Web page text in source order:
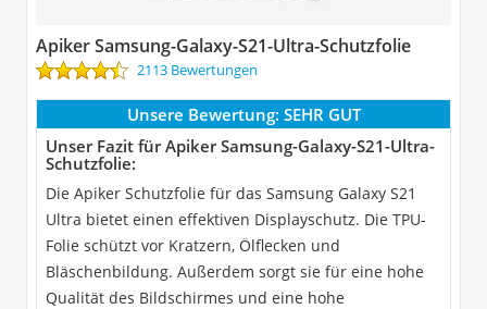
Apiker Samsung-Galaxy-S21-Ultra-Schutzfolie
2113 Bewertungen
Unsere Bewertung: SEHR GUT
Unser Fazit für Apiker Samsung-Galaxy-S21-Ultra-
Schutzfolie:
Die Apiker Schutzfolie für das Samsung Galaxy S21
Ultra bietet einen effektiven Displayschutz. Die TPU-
Folie schützt vor Kratzern, Ölflecken und
Bläschenbildung. Außerdem sorgt sie für eine hohe
Qualität des Bildschirmes und eine hohe